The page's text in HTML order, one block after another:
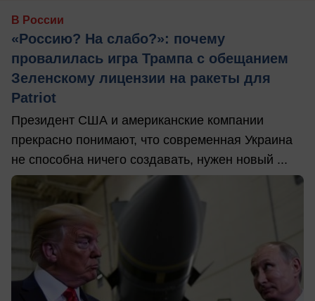
В России
«Россию? На слабо?»: почему
провалилась игра Трампа с обещанием
Зеленскому лицензии на ракеты для
Patriot
Президент США и американские компании
прекрасно понимают, что современная Украина
не способна ничего создавать, нужен новый ...